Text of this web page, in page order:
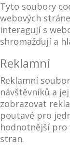
Tyto soubory
webových
interagují s
shromažďují a
Reklamní
Reklamní
návštěvníků a
zobrazovat
poutavé pro
hodnotnější pro
stran.